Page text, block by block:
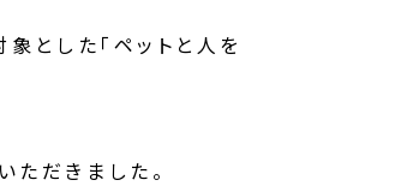
とした「ペットと人を
だきました。